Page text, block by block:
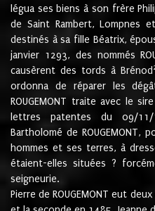
légua ses biens à son frère
de Saint Rambert, Lompnes
destinés à sa fille Béatrix,
janvier 1293, des nommés
causèrent des tords à Brénod
ordonna de réparer les
ROUGEMONT traite avec le
lettres patentes du 09/11/
Bartholomé de
hommes et ses terres, à
étaient-elles situées ?
seigneurie.
Pierre de ROUGEMONT eut